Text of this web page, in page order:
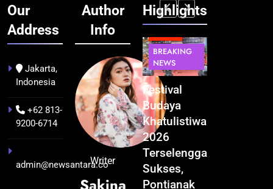
Our
Address
Jakarta,
Indonesia
+62 813-
9200-6714
admin@newsantara.co
Author
Info
Writer
Highlights
BERITA
NEWS
Pramuwisata
Dukung
Peningkatan
Pariwisata
INFRASTRUKTUR
TEKNOLOGI
Indonesia
Resmi
Bangun AI
Factory
se-Asia
Tenggara,
BREAKING
NEWS
Festival
Budaya
Khatulistiwa
2026
Terselenggara
Sukses,
Pontianak